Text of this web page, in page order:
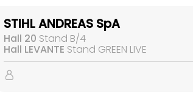
STIHL ANDREAS SpA
Hall 20 Stand B/4
Hall LEVANTE Stand GREEN LIVE